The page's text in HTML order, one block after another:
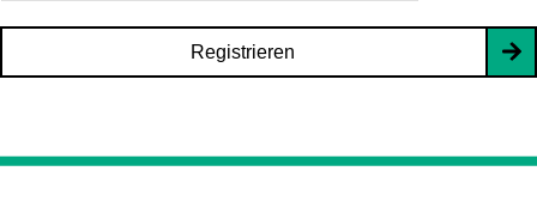
Registrieren